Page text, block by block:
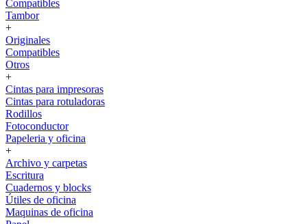
Compatibles
Tambor
+
Originales
Compatibles
Otros
+
Cintas para impresoras
Cintas para rotuladoras
Rodillos
Fotoconductor
Papeleria y oficina
+
Archivo y carpetas
Escritura
Cuadernos y blocks
Útiles de oficina
Maquinas de oficina